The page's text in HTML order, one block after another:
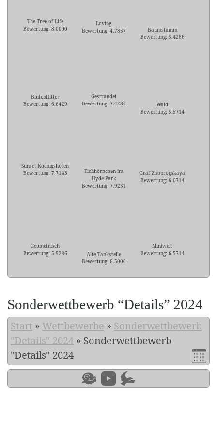
The Tree of Life
Bewertung: 8.0000
Loving
Bewertung: 4.7857
Baumstamm
Bewertung: 5.4286
Blütenflitter
Bewertung: 6.6429
Gestrandet
Bewertung: 7.4286
Wald
Bewertung: 5.5714
Sunset Koenigshofen
Bewertung: 7.7143
Eichhörnchen im
Hyde Park
Bewertung: 7.9231
Graf Zaoprogskaya
Bewertung: 6.0714
Geometrisch
Bewertung: 5.9286
Alte Tankstelle
Bewertung: 6.5000
Miniwelt
Bewertung: 6.5714
Sonderwettbewerb “Details” 2024
Start » Wettbewerbe » Sonderwettbewerb
"Details" 2024 » Sonderwettbewerb
"Details" 2024